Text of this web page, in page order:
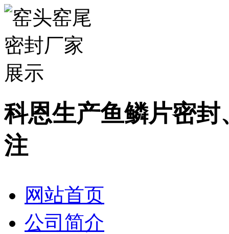
科恩生产鱼鳞片密
注
网站首页
公司简介